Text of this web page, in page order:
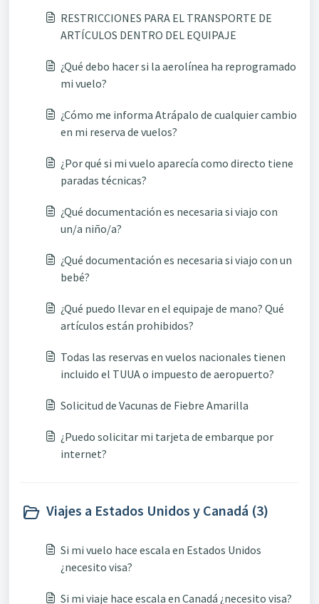
RESTRICCIONES PARA EL TRANSPORTE DE
ARTÍCULOS DENTRO DEL EQUIPAJE
¿Qué debo hacer si la aerolínea ha reprogramado
mi vuelo?
¿Cómo me informa Atrápalo de cualquier cambio
en mi reserva de vuelos?
¿Por qué si mi vuelo aparecía como directo tiene
paradas técnicas?
¿Qué documentación es necesaria si viajo con
un/a niño/a?
¿Qué documentación es necesaria si viajo con un
bebé?
¿Qué puedo llevar en el equipaje de mano? Qué
artículos están prohibidos?
Todas las reservas en vuelos nacionales tienen
incluido el TUUA o impuesto de aeropuerto?
Solicitud de Vacunas de Fiebre Amarilla
¿Puedo solicitar mi tarjeta de embarque por
internet?
Viajes a Estados Unidos y Canadá (3)
Si mi vuelo hace escala en Estados Unidos
¿necesito visa?
Si mi viaje hace escala en Canadá ¿necesito visa?